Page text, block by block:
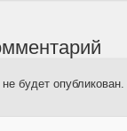
будет опубликован.